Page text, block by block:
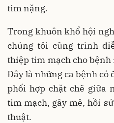
tim nặng.
Trong khuôn khổ hội
chúng tôi cũng trình
thiệp tim mạch cho
Đây là những ca bệnh có
phối hợp chặt chẽ giữa
tim mạch, gây mê, hồi
thuật.